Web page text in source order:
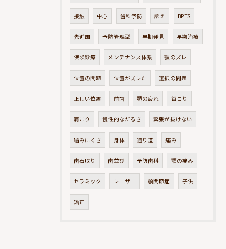
接触 中心 歯科予防 訴え BPTS
先進国 予防管理型 早期発見 早期治療
保険診療 メンテナンス体系 顎のズレ
位置の問題 位置がズレた 選択の問題
正しい位置 前歯 顎の疲れ 首こり
肩こり 慢性的なだるさ 緊張が抜けない
噛みにくさ 身体 通り道 痛み
歯石取り 歯並び 予防歯科 顎の痛み
セラミック レーザー 顎関節症 子供
矯正